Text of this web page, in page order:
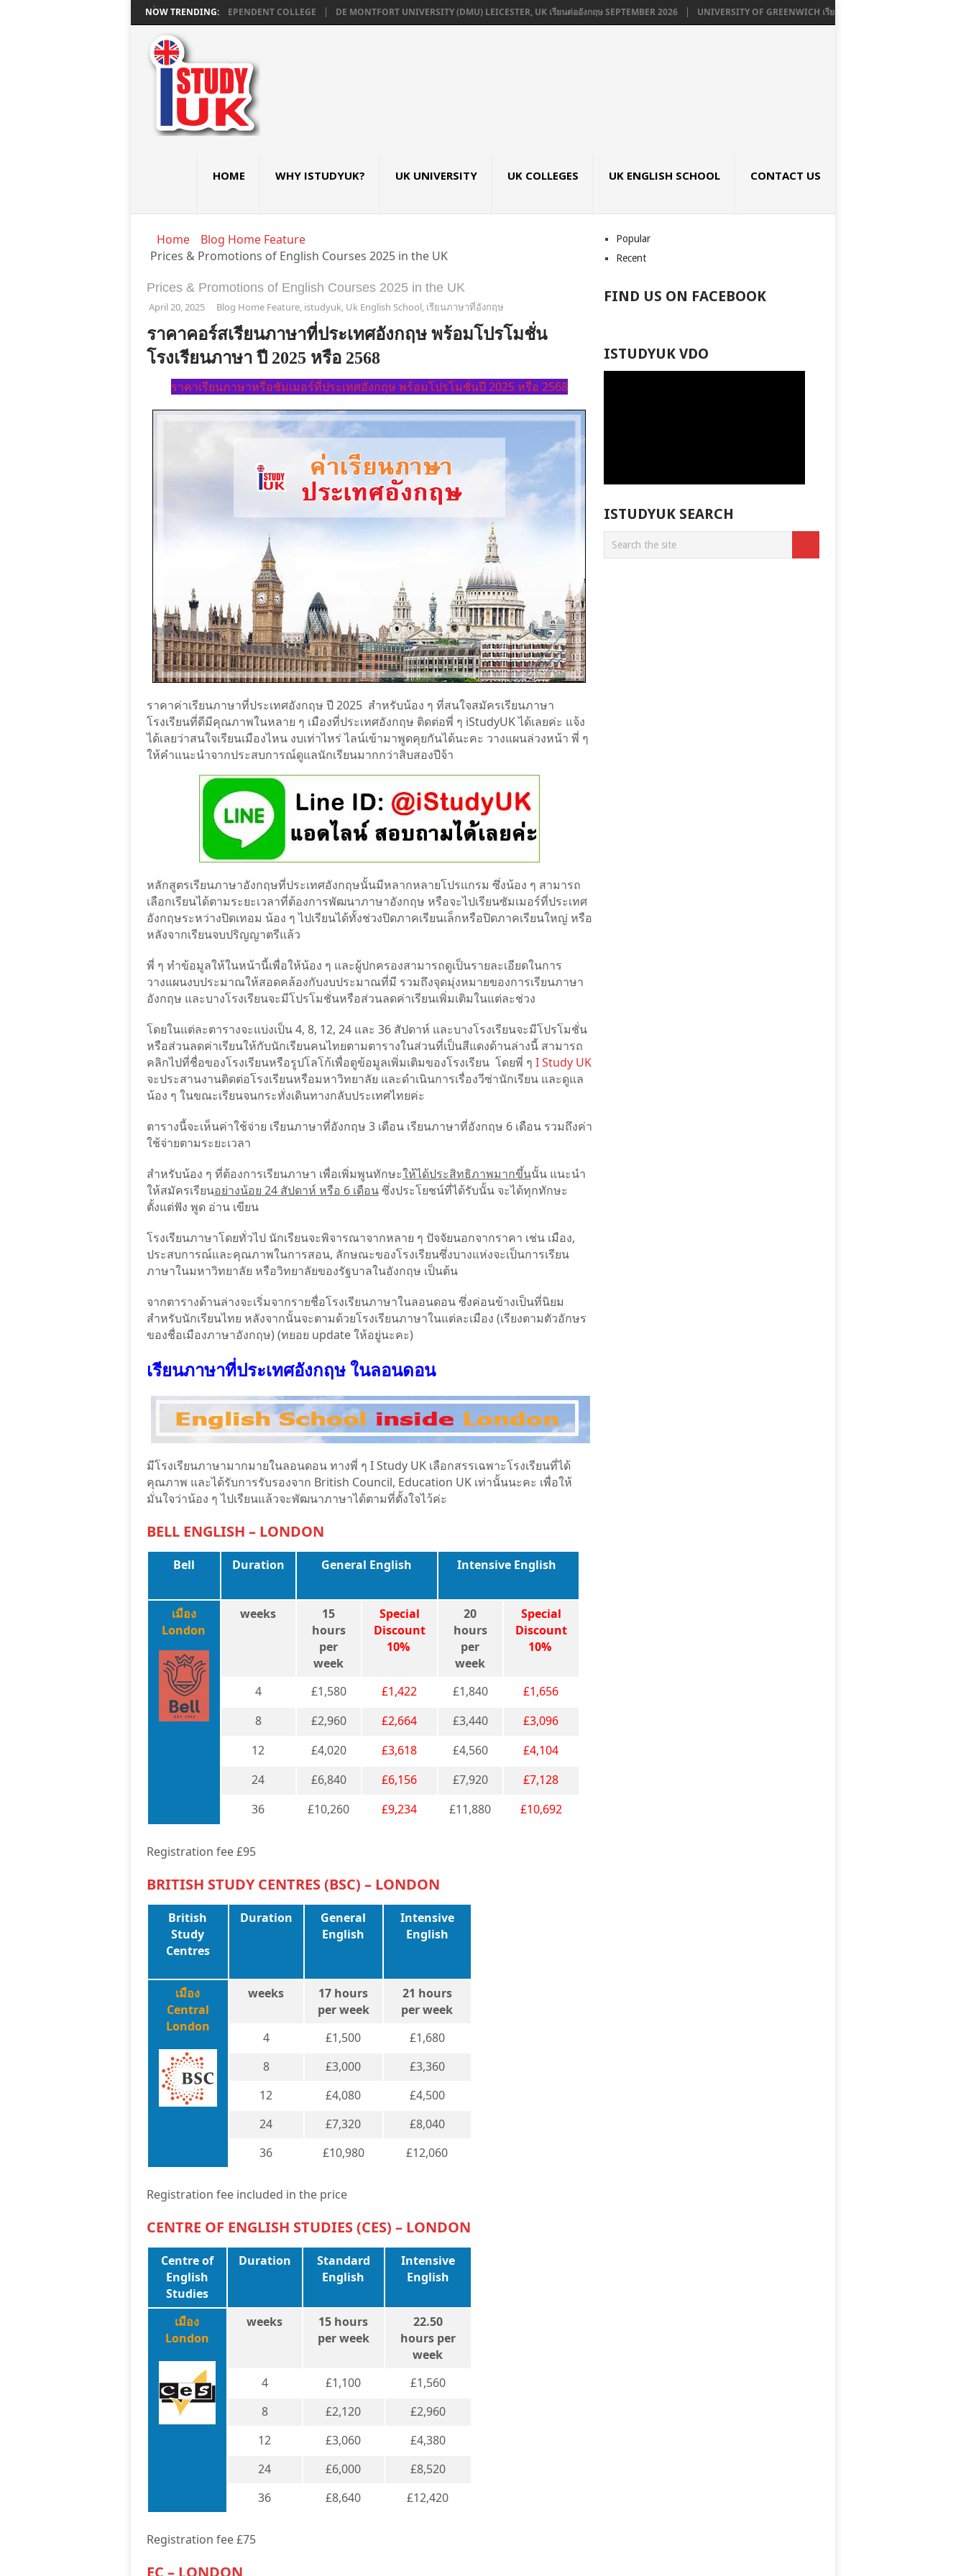
NOW TRENDING:
อังกฤษ GCSE และ A LEVEL ที่ ROCHESTER INDEPENDENT COLLEGE DE MONTFORT UNIVERSITY (DMU) LEICESTER, UK เรียนต่ออังกฤษ SEPTEMBER 2026 UNIVERSITY OF GREENWICH เรียนต่อปริญญาโท ปริญญาตรี ประเทศอังกฤษ ล
HOME WHY ISTUDYUK? UK UNIVERSITY UK COLLEGES UK ENGLISH SCHOOL CONTACT US
Home
Blog Home Feature
Prices & Promotions of English Courses 2025 in the UK
Prices & Promotions of English Courses 2025 in the UK
April 20, 2025 Blog Home Feature, istudyuk, Uk English School, เรียนภาษาที่อังกฤษ
ราคาคอร์สเรียนภาษาที่ประเทศอังกฤษ พร้อมโปรโมชั่น
โรงเรียนภาษา ปี 2025 หรือ 2568
ราคาเรียนภาษาหรือซัมเมอร์ที่ประเทศอังกฤษ พร้อมโปรโมชั่นปี 2025 หรือ 2568
ราคาค่าเรียนภาษาที่ประเทศอังกฤษ ปี 2025 สำหรับน้อง ๆ ที่สนใจสมัครเรียนภาษา
โรงเรียนที่ดีมีคุณภาพในหลาย ๆ เมืองที่ประเทศอังกฤษ ติดต่อพี่ ๆ iStudyUK ได้เลยค่ะ แจ้ง
ได้เลยว่าสนใจเรียนเมืองไหน งบเท่าไหร่ ไลน์เข้ามาพูดคุยกันได้นะคะ วางแผนล่วงหน้า พี่ ๆ
ให้คำแนะนำจากประสบการณ์ดูแลนักเรียนมากกว่าสิบสองปีจ้า
หลักสูตรเรียนภาษาอังกฤษที่ประเทศอังกฤษนั้นมีหลากหลายโปรแกรม ซึ่งน้อง ๆ สามารถ
เลือกเรียนได้ตามระยะเวลาที่ต้องการพัฒนาภาษาอังกฤษ หรือจะไปเรียนซัมเมอร์ที่ประเทศ
อังกฤษระหว่างปิดเทอม น้อง ๆ ไปเรียนได้ทั้งช่วงปิดภาคเรียนเล็กหรือปิดภาคเรียนใหญ่ หรือ
หลังจากเรียนจบปริญญาตรีแล้ว
พี่ ๆ ทำข้อมูลให้ในหน้านี้เพื่อให้น้อง ๆ และผู้ปกครองสามารถดูเป็นรายละเอียดในการ
วางแผนงบประมาณให้สอดคล้องกับงบประมาณที่มี รวมถึงจุดมุ่งหมายของการเรียนภาษา
อังกฤษ และบางโรงเรียนจะมีโปรโมชั่นหรือส่วนลดค่าเรียนเพิ่มเติมในแต่ละช่วง
โดยในแต่ละตารางจะแบ่งเป็น 4, 8, 12, 24 และ 36 สัปดาห์ และบางโรงเรียนจะมีโปรโมชั่น
หรือส่วนลดค่าเรียนให้กับนักเรียนคนไทยตามตารางในส่วนที่เป็นสีแดงด้านล่างนี้ สามารถ
คลิกไปที่ชื่อของโรงเรียนหรือรูปโลโก้เพื่อดูข้อมูลเพิ่มเติมของโรงเรียน โดยพี่ ๆ I Study UK
จะประสานงานติดต่อโรงเรียนหรือมหาวิทยาลัย และดำเนินการเรื่องวีซ่านักเรียน และดูแล
น้อง ๆ ในขณะเรียนจนกระทั่งเดินทางกลับประเทศไทยค่ะ
ตารางนี้จะเห็นค่าใช้จ่าย เรียนภาษาที่อังกฤษ 3 เดือน เรียนภาษาที่อังกฤษ 6 เดือน รวมถึงค่า
ใช้จ่ายตามระยะเวลา
สำหรับน้อง ๆ ที่ต้องการเรียนภาษา เพื่อเพิ่มพูนทักษะให้ได้ประสิทธิภาพมากขึ้นนั้น แนะนำ
ให้สมัครเรียนอย่างน้อย 24สัปดาห์ หรือ 6เดือนซึ่งประโยชน์ที่ได้รับนั้น จะได้ทุกทักษะ
ตั้งแต่ฟัง พูด อ่าน เขียน
โรงเรียนภาษาโดยทั่วไป นักเรียนจะพิจารณาจากหลาย ๆ ปัจจัยนอกจากราคา เช่น เมือง,
ประสบการณ์และคุณภาพในการสอน, ลักษณะของโรงเรียนซึ่งบางแห่งจะเป็นการเรียน
ภาษาในมหาวิทยาลัย หรือวิทยาลัยของรัฐบาลในอังกฤษ เป็นต้น
จากตารางด้านล่างจะเริ่มจากรายชื่อโรงเรียนภาษาในลอนดอน ซึ่งค่อนข้างเป็นที่นิยม
สำหรับนักเรียนไทย หลังจากนั้นจะตามด้วยโรงเรียนภาษาในแต่ละเมือง (เรียงตามตัวอักษร
ของชื่อเมืองภาษาอังกฤษ) (ทยอย update ให้อยู่นะคะ)
เรียนภาษาที่ประเทศอังกฤษ ในลอนดอน
มีโรงเรียนภาษามากมายในลอนดอน ทางพี่ ๆ I Study UK เลือกสรรเฉพาะโรงเรียนที่ได้
คุณภาพ และได้รับการรับรองจาก British Council, Education UK เท่านั้นนะคะ เพื่อให้
มั่นใจว่าน้อง ๆ ไปเรียนแล้วจะพัฒนาภาษาได้ตามที่ตั้งใจไว้ค่ะ
BELL ENGLISH – LONDON
Bell Duration General English Intensive English
เมือง
London
weeks
15
hours
per
week
Special
Discount
10%
20
hours
per
week
Special
Discount
10%
4 £1,580 £1,422 £1,840
£1,656
8
£2,960 £2,664 £3,440
£3,096
12
£4,020 £3,618 £4,560
£4,104
24
£6,840 £6,156 £7,920
£7,128
36
£10,260 £9,234 £11,880 £10,692
Registration fee £95
BRITISH STUDY CENTRES (BSC) – LONDON
British
Study
Centres
Duration
General
English
Intensive
English
เมือง
Central
London
weeks
17 hours
per week
21 hours
per week
4
£1,500
£1,680
8
£3,000
£3,360
12
£4,080
£4,500
24
£7,320
£8,040
36
£10,980 £12,060
Registration fee included in the price
CENTRE OF ENGLISH STUDIES (CES) – LONDON
Centre of
English
Studies
Duration
Standard
English
Intensive
English
เมือง
London
weeks
15 hours
per week
22.50
hours per
week
4
£1,100
£1,560
8
£2,120
£2,960
12
£3,060
£4,380
24
£6,000
£8,520
36
£8,640 £12,420
Registration fee £75
EC – LONDON
Popular
Recent
FIND US ON FACEBOOK
ISTUDYUK VDO
ISTUDYUK SEARCH